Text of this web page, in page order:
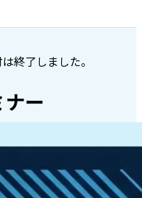
終了しました。
ー